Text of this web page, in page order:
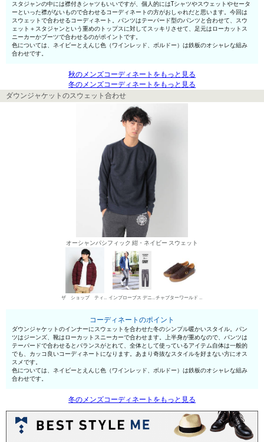
スタジャンの中には襟付きシャツもいいですが、個人的にはTシャツやスウェットやセータ
ーといった襟がないもので合わせるコーディネートの方がおしゃれだと思います。今回は
スウェットで合わせるコーディネート。パンツはテーパード型のパンツと合わせて、スウ
ェット＋スタジャンという重めのトップスに対してスッキリさせて、足元はローカットス
ニーカーかブーツで合わせるのがポイントです。
色については、ネイビーとえんじ色（ワインレッド、ボルドー）は鉄板のオシャレな組み
合わせです。
秋のメンズコーディネートをもっと見る
冬のメンズコーディネートをもっと見る
ダウンジャケットのスウェット合わせ
オーシャンパシフィック 紺・ネイビー スウェット
ザ ショップ ティーケー ダウンジャケット インプローブス デニムパンツ・ジーンズ チャプターワールド ローカットスニーカー
コーディネートのポイント
ダウンジャケットのインナーにスウェットを合わせた冬のシンプル暖かいスタイル。パン
ツはジーンズ、靴はローカットスニーカーで合わせます。上半身が重めなので、パンツは
テーパードで合わせるとバランスがとれて、全体として使っているアイテム自体は一般的
でも、カッコ良いコーディネートになります。あまり奇抜なスタイルを好まない方にオス
スメです。
色については、ネイビーとえんじ色（ワインレッド、ボルドー）は鉄板のオシャレな組み
合わせです。
冬のメンズコーディネートをもっと見る